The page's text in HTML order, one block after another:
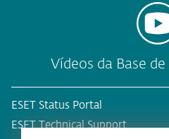
Vídeos da Base
ESET Status Portal
ESET Technical Support